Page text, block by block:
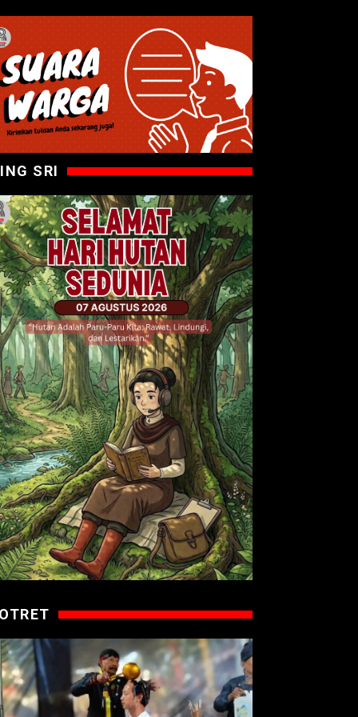
SRI